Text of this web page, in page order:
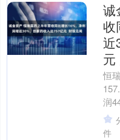
诚
收
近
元
恒
润
长
件